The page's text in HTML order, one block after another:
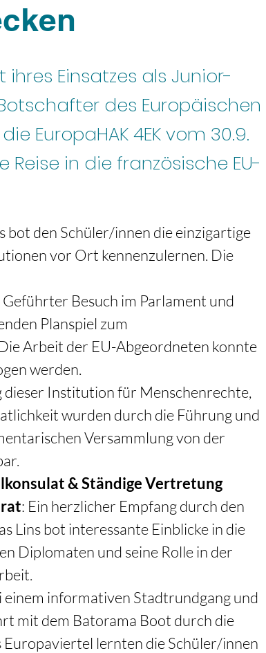
Einsatzes als Junior-
des Europäischen
EuropaHAK 4EK vom 30.9.
Reise in die französische EU-
bot den Schüler/innen die einzigartige
vor Ort kennenzulernen. Die
Geführter Besuch im Parlament und
Planspiel zum
Arbeit der EU-Abgeordneten konnte
werden.
dieser Institution für Menschenrechte,
wurden durch die Führung und
Versammlung von der
& Ständige Vertretung
: Ein herzlicher Empfang durch den
Lins bot interessante Einblicke in die
Diplomaten und seine Rolle in der
einem informativen Stadtrundgang und
mit dem Batorama Boot durch die
Europaviertel lernten die Schüler/innen